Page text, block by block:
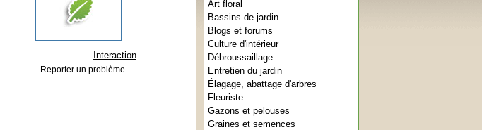
Art floral
Bassins de jardin
Blogs et forums
Culture d'intérieur
Débroussaillage
Entretien du jardin
Élagage, abattage d'arbres
Fleuriste
Gazons et pelouses
Graines et semences
Interaction
Reporter un problème